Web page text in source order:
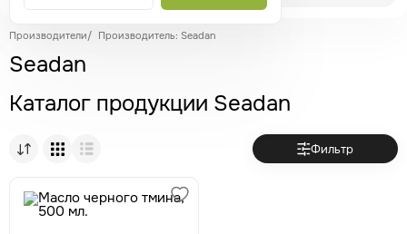
Производители/ Производитель: Seadan
Seadan
Каталог продукции Seadan
Фильтр